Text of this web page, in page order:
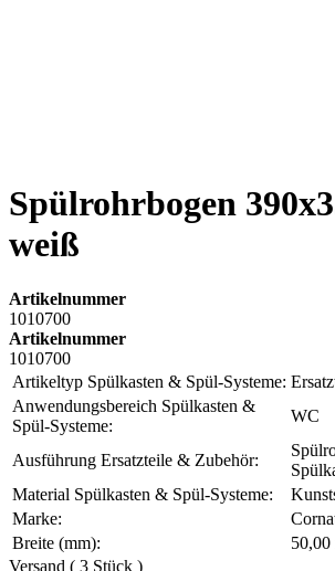
Spülrohrbogen
weiß
Artikelnummer
1010700
Artikelnummer
1010700
Artikeltyp Spülkasten & Spül-Systeme:
Anwendungsbereich Spülkasten &
Spül-Systeme:
WC
Ausführung Ersatzteile & Zubehör:
Material Spülkasten & Spül-Systeme:
Marke:
Breite (mm):
50,00
Versand ( 3 Stück )